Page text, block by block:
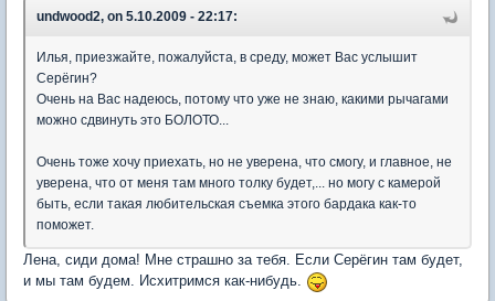
undwood2, on 5.10.2009 - 22:17:
Илья, приезжайте, пожалуйста, в среду, может Вас услышит
Серёгин?
Очень на Вас надеюсь, потому что уже не знаю, какими рычагами
можно сдвинуть это БОЛОТО...
Очень тоже хочу приехать, но не уверена, что смогу, и главное, не
уверена, что от меня там много толку будет,... но могу с камерой
быть, если такая любительская съемка этого бардака как-то
поможет.
Лена, сиди дома! Мне страшно за тебя. Если Серёгин там будет,
и мы там будем. Исхитримся как-нибудь.